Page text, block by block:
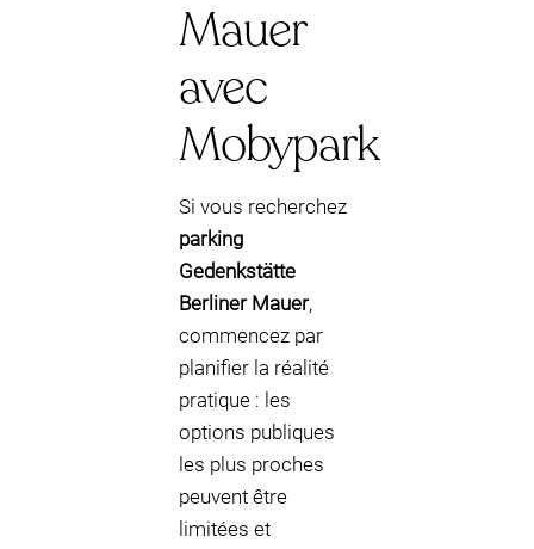
Mauer
avec
Mobypark
Si vous recherchez
parking
Gedenkstätte
Berliner Mauer,
commencez par
planifier la réalité
pratique : les
options publiques
les plus proches
peuvent être
limitées et